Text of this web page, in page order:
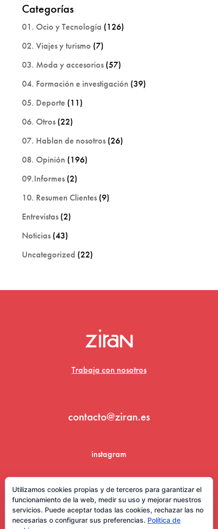
Categorías
01. Ocio y Tecnología (126)
02. Viajes y turismo (7)
03. Moda y accesorios(57)
04. Formación e investigación (39)
05. Deporte (11)
06. Otros(22)
07. Hablan de nosotros(26)
08. Opinión (196)
09.Informes(2)
10. Resumen Clientes(9)
Entrevistas(2)
Noticias(43)
Uncategorized (22)
Trabaja con nosotros
contacto@ziran.es
instagram
Utilizamos cookies propias y de terceros para garantizar el
funcionamiento de la web, medir su uso y mejorar nuestros
servicios. Puede aceptar todas las cookies, rechazar las no
necesarias o configurar sus preferencias. Política de